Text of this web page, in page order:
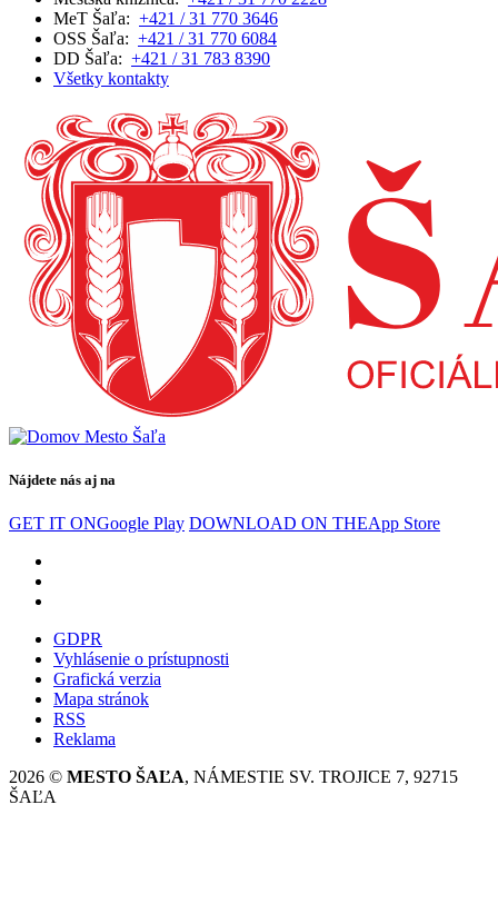
MeT Šaľa: +421 / 31 770 3646
OSS Šaľa: +421 / 31 770 6084
DD Šaľa: +421 / 31 783 8390
Všetky kontakty
Nájdete nás aj na
GET IT ONGoogle Play DOWNLOAD ON THEApp Store
GDPR
Vyhlásenie o prístupnosti
Grafická verzia
Mapa stránok
RSS
Reklama
2026 © MESTO ŠAĽA, NÁMESTIE SV. TROJICE 7, 92715
ŠAĽA